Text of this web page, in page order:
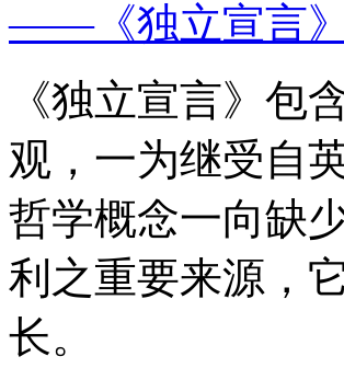
——《独立宣言
《独立宣言》包
观，一为继受自
哲学概念一向缺
利之重要来源，
长。